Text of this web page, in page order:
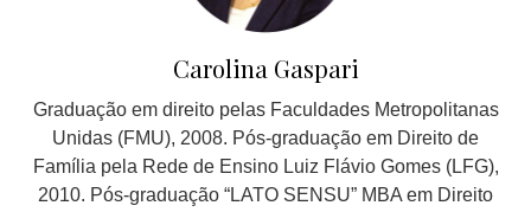
Carolina Gaspari
Graduação em direito pelas Faculdades Metropolitanas
Unidas (FMU), 2008. Pós-graduação em Direito de
Família pela Rede de Ensino Luiz Flávio Gomes (LFG),
2010. Pós-graduação “LATO SENSU” MBA em Direito